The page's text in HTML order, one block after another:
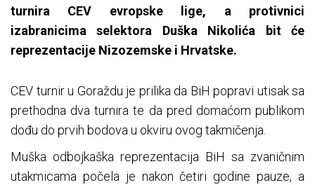
turnira CEV evropske lige, a protivnici
izabranicima selektora Duška Nikolića bit će
reprezentacije Nizozemske i Hrvatske.
CEV turnir u Goraždu je prilika da BiH popravi utisak sa
prethodna dva turnira te da pred domaćom publikom
dođu do prvih bodova u okviru ovog takmičenja.
Muška odbojkaška reprezentacija BiH sa zvaničnim
utakmicama počela je nakon četiri godine pauze, a